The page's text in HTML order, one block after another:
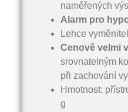
naměřených
Alarm pro
Lehce
Cenově velmi
srovnatelným
při zachování
Hmotnost:
g